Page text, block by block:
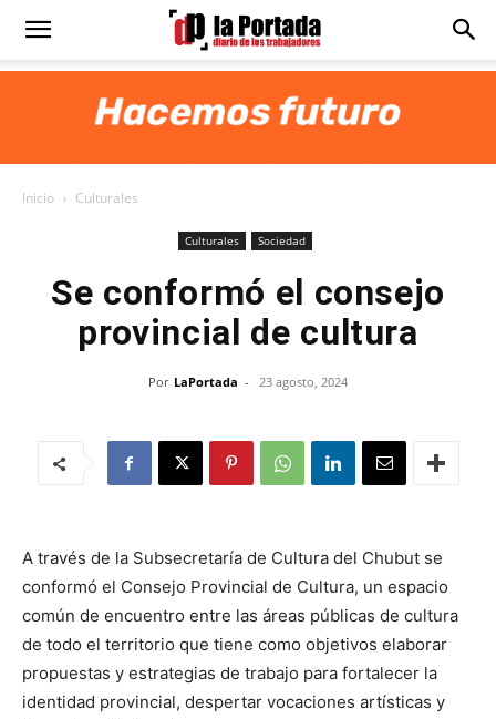
Diario
Inicio Culturales
Culturales Sociedad
Se conformó el consejo
provincial de cultura
Por LaPortada - 23 agosto, 2024
A través de la Subsecretaría de Cultura del Chubut se
conformó el Consejo Provincial de Cultura, un espacio
común de encuentro entre las áreas públicas de cultura
de todo el territorio que tiene como objetivos elaborar
propuestas y estrategias de trabajo para fortalecer la
identidad provincial, despertar vocaciones artísticas y